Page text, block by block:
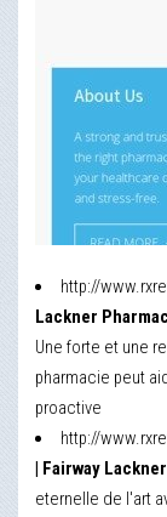
http://
Lackner
Une forte et une
pharmacie peut
proactive
http://
| Fairway
eternelle de l'art